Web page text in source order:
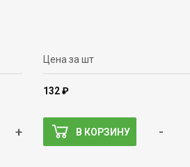
+
Цена за шт
132 ₽
В КОРЗИНУ -